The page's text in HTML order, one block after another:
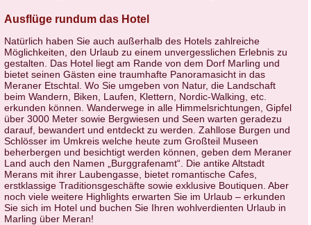
Ausflüge rundum das Hotel
Natürlich haben Sie auch außerhalb des Hotels zahlreiche
Möglichkeiten, den Urlaub zu einem unvergesslichen Erlebnis zu
gestalten. Das Hotel liegt am Rande von dem Dorf Marling und
bietet seinen Gästen eine traumhafte Panoramasicht in das
Meraner Etschtal. Wo Sie umgeben von Natur, die Landschaft
beim Wandern, Biken, Laufen, Klettern, Nordic-Walking, etc.
erkunden können. Wanderwege in alle Himmelsrichtungen, Gipfel
über 3000 Meter sowie Bergwiesen und Seen warten geradezu
darauf, bewandert und entdeckt zu werden. Zahllose Burgen und
Schlösser im Umkreis welche heute zum Großteil Museen
beherbergen und besichtigt werden können, geben dem Meraner
Land auch den Namen „Burggrafenamt“. Die antike Altstadt
Merans mit ihrer Laubengasse, bietet romantische Cafes,
erstklassige Traditionsgeschäfte sowie exklusive Boutiquen. Aber
noch viele weitere Highlights erwarten Sie im Urlaub – erkunden
Sie sich im Hotel und buchen Sie Ihren wohlverdienten Urlaub in
Marling über Meran!